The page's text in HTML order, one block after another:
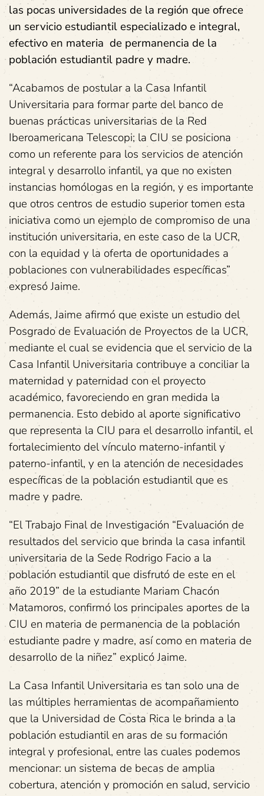
las pocas universidades de la región que ofrece
un servicio estudiantil especializado e integral,
efectivo en materia de permanencia de la
población estudiantil padre y madre.
“Acabamos de postular a la Casa Infantil
Universitaria para formar parte del banco de
buenas prácticas universitarias de la Red
Iberoamericana Telescopi; la CIU se posiciona
como un referente para los servicios de atención
integral y desarrollo infantil, ya que no existen
instancias homólogas en la región, y es importante
que otros centros de estudio superior tomen esta
iniciativa como un ejemplo de compromiso de una
institución universitaria, en este caso de la UCR,
con la equidad y la oferta de oportunidades a
poblaciones con vulnerabilidades específicas”
expresó Jaime.
Además, Jaime afirmó que existe un estudio del
Posgrado de Evaluación de Proyectos de la UCR,
mediante el cual se evidencia que el servicio de la
Casa Infantil Universitaria contribuye a conciliar la
maternidad y paternidad con el proyecto
académico, favoreciendo en gran medida la
permanencia. Esto debido al aporte significativo
que representa la CIU para el desarrollo infantil, el
fortalecimiento del vínculo materno-infantil y
paterno-infantil, y en la atención de necesidades
específicas de la población estudiantil que es
madre y padre.
“El Trabajo Final de Investigación “Evaluación de
resultados del servicio que brinda la casa infantil
universitaria de la Sede Rodrigo Facio a la
población estudiantil que disfrutó de este en el
año 2019” de la estudiante Mariam Chacón
Matamoros, confirmó los principales aportes de la
CIU en materia de permanencia de la población
estudiante padre y madre, así como en materia de
desarrollo de la niñez” explicó Jaime.
La Casa Infantil Universitaria es tan solo una de
las múltiples herramientas de acompañamiento
que la Universidad de Costa Rica le brinda a la
población estudiantil en aras de su formación
integral y profesional, entre las cuales podemos
mencionar: un sistema de becas de amplia
cobertura, atención y promoción en salud, servicio